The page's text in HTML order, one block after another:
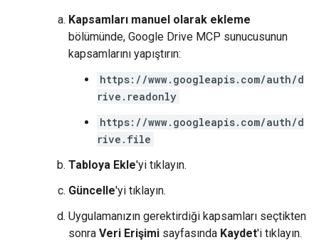
Kapsamları manuel olarak ekleme
bölümünde, Google Drive MCP sunucusunun
kapsamlarını yapıştırın:
https://www.googleapis.com/auth/d
rive.readonly
https://www.googleapis.com/auth/d
rive.file
Tabloya Ekle'yi tıklayın.
Güncelle'yi tıklayın.
Uygulamanızın gerektirdiği kapsamları seçtikten
sonra Veri Erişimi sayfasında Kaydet'i tıklayın.